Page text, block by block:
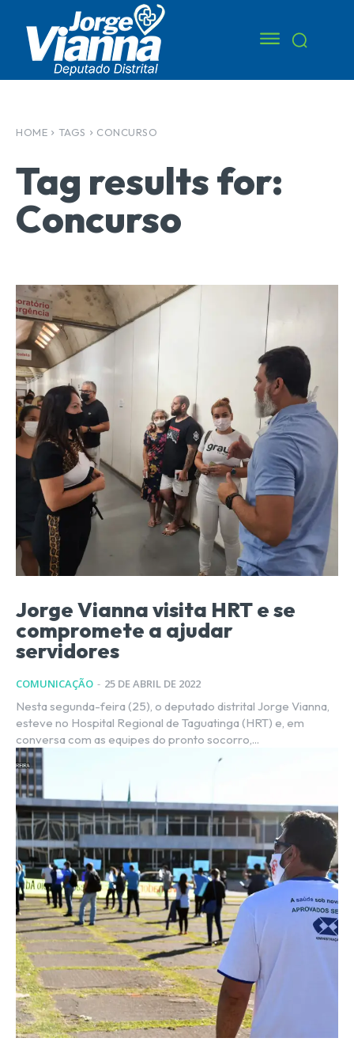
HOME TAGS CONCURSO
Tag results for:
Concurso
Jorge Vianna visita HRT e se
compromete a ajudar
servidores
COMUNICAÇÃO - 25 DE ABRIL DE 2022
Nesta segunda-feira (25), o deputado distrital Jorge Vianna,
esteve no Hospital Regional de Taguatinga (HRT) e, em
conversa com as equipes do pronto socorro,...